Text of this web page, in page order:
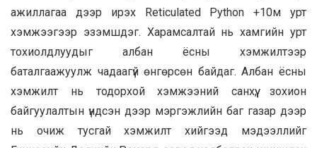
ажиллагаа дээр ирэх Reticulated Python +10м урт
хэмжээгээр эзэмшдэг. Харамсалтай нь хамгийн урт
тохиолдлуудыг албан ёсны хэмжилтээр
баталгаажуулж чадаагүй өнгөрсөн байдаг. Албан ёсны
хэмжилт нь тодорхой хэмжээний санхүү, зохион
байгуулалтын үндсэн дээр мэргэжлийн баг газар дээр
нь очиж тусгай хэмжилт хийгээд мэдээллийг